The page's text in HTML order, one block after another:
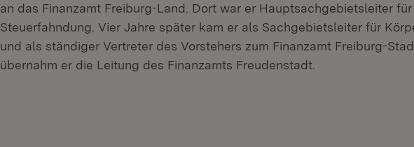
an das Finanzamt Freiburg-Land. Dort war er Hauptsachgebietsleiter für
Steuerfahndung. Vier Jahre später kam er als Sachgebietsleiter für
und als ständiger Vertreter des Vorstehers zum Finanzamt Freiburg-
übernahm er die Leitung des Finanzamts Freudenstadt.